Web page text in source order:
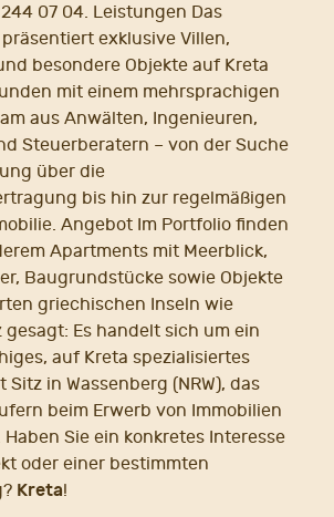
07 04. Leistungen Das
exklusive Villen,
besondere Objekte auf Kreta
mit einem mehrsprachigen
aus Anwälten, Ingenieuren,
Steuerberatern – von der Suche
über die
bis hin zur regelmäßigen
Angebot Im Portfolio finden
Apartments mit Meerblick,
Baugrundstücke sowie Objekte
griechischen Inseln wie
gesagt: Es handelt sich um ein
auf Kreta spezialisiertes
Sitz in Wassenberg (NRW), das
beim Erwerb von Immobilien
Sie ein konkretes Interesse
oder einer bestimmten
Kreta!